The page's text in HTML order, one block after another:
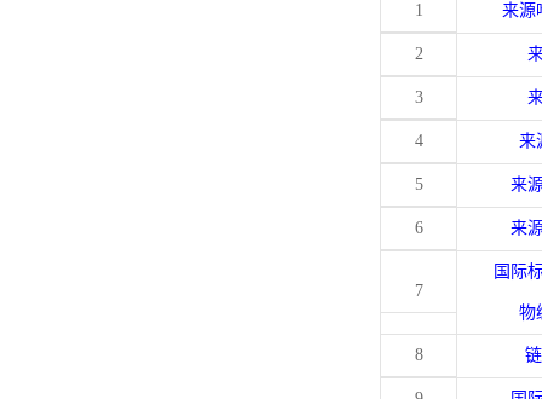
1 来源
2
3
4 来
5 来
6 来
7
国际
物
8